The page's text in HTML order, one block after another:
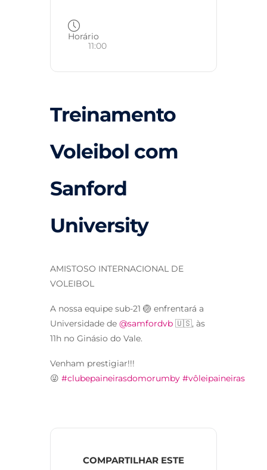
Horário
11:00
Treinamento
Voleibol com
Sanford
University
AMISTOSO INTERNACIONAL DE
VOLEIBOL
A nossa equipe sub-21 🏐 enfrentará a
Universidade de @samfordvb 🇺🇸, às
11h no Ginásio do Vale.
Venham prestigiar!!!
😜 #clubepaineirasdomorumby #vôleipaineiras
COMPARTILHAR ESTE